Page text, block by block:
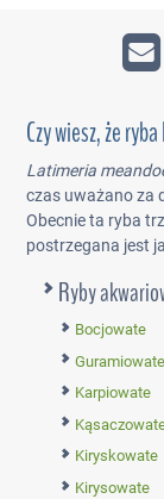
Czy wiesz, że
Latimeria
czas uważano za
Obecnie ta ryba
postrzegana jest
Ryby
Bocjowate
Guramiowate
Karpiowate
Kiryskowate
Kirysowate